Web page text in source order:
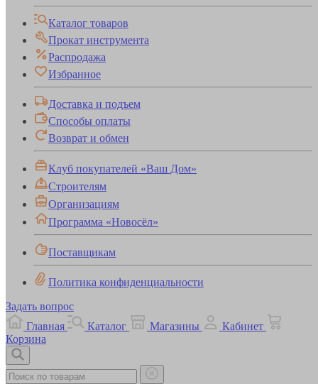
Каталог товаров
Прокат инструмента
Распродажа
Избранное
Доставка и подъем
Способы оплаты
Возврат и обмен
Клуб покупателей «Ваш Дом»
Строителям
Организациям
Программа «Новосёл»
Поставщикам
Политика конфиденциальности
Задать вопрос
Главная
Каталог Магазины
Кабинет
Корзина